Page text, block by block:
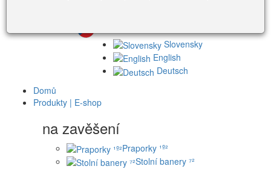
Slovensky
English
Deutsch
Domů
Produkty | E-shop
na zavěšení
Praporky ¹º²
Stolní banery ⁷²